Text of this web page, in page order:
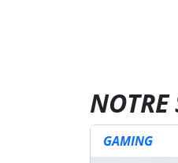
NOTRE
GAMING